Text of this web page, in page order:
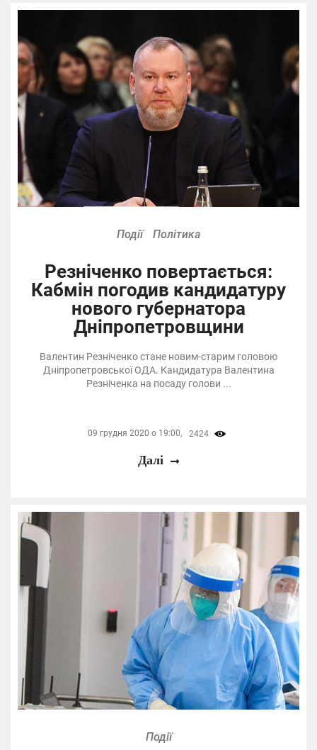
Події Політика
Резніченко повертається:
Кабмін погодив кандидатуру
нового губернатора
Дніпропетровщини
Валентин Резніченко стане новим-старим головою
Дніпропетровської ОДА. Кандидатура Валентина
Резніченка на посаду голови ...
09 грудня 2020 о 19:00, 2424
Далі
Події